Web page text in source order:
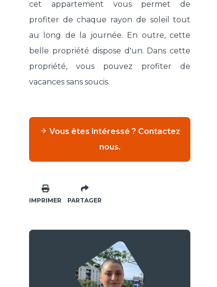
cet appartement vous permet de
profiter de chaque rayon de soleil tout
au long de la journée. En outre, cette
belle propriété dispose d'un. Dans cette
propriété, vous pouvez profiter de
vacances sans soucis.
nous.
IMPRIMER PARTAGER